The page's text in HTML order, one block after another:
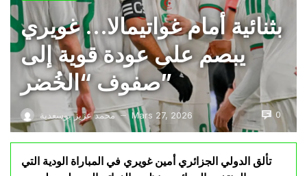
بثنائية أمام غواتيمالا… غويري
يبصم على عودة قوية إلى
صفوف “الخُضر”
محمد عزيز بوسعدية — Mars 27, 2026 0
تألق الدولي الجزائري أمين غويري في المباراة الودية التي